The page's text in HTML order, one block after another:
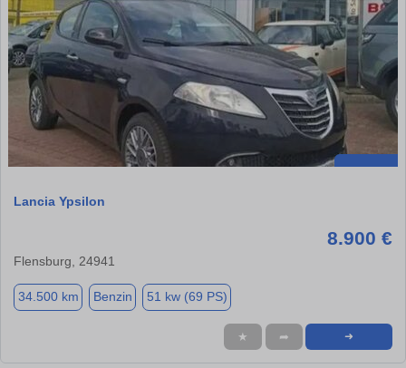
Lancia Ypsilon
8.900 €
Flensburg, 24941
34.500 km Benzin 51 kw (69 PS)
★ ➦ ➜